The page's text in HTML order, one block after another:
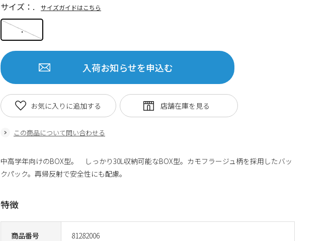
商品番号 81282006
.
サイズ：. サイズガイドはこちら
入荷お知らせを申込む
この商品について問い合わせる
お気に入りに追加する
中高学年向けのBOX型。 しっかり30L収納可能なBOX型。カモフラージュ柄を採用したバッ
クパック。再帰反射で安全性にも配慮。
特徴